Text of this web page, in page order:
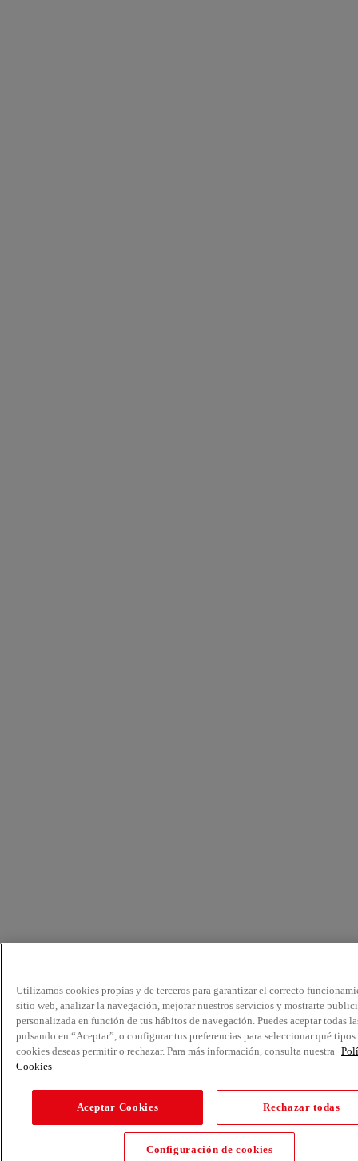
Utilizamos cookies propias y de terceros para garantizar el correcto
sitio web, analizar la navegación, mejorar nuestros servicios y mostrarte
personalizada en función de tus hábitos de navegación. Puedes aceptar todas
pulsando en “Aceptar”, o configurar tus preferencias para seleccionar qué tipos
cookies deseas permitir o rechazar. Para más información, consulta nuestra
Cookies
Aceptar Cookies Rechazar todas
Configuración de cookies